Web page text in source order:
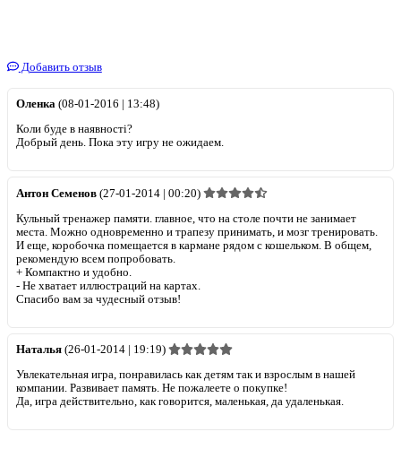
Добавить отзыв
Оленка (08-01-2016 | 13:48)
Коли буде в наявності?
Добрый день. Пока эту игру не ожидаем.
Антон Семенов (27-01-2014 | 00:20)
Кульный тренажер памяти. главное, что на столе почти не занимает
места. Можно одновременно и трапезу принимать, и мозг тренировать.
И еще, коробочка помещается в кармане рядом с кошельком. В общем,
рекомендую всем попробовать.
+Компактно и удобно.
-Не хватает иллюстраций на картах.
Спасибо вам за чудесный отзыв!
Наталья (26-01-2014 | 19:19)
Увлекательная игра, понравилась как детям так и взрослым в нашей
компании. Развивает память. Не пожалеете о покупке!
Да, игра действительно, как говорится, маленькая, да удаленькая.